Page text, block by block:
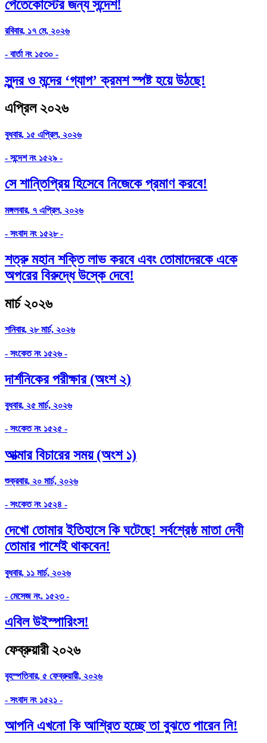
পেঁতেকোস্টের জন্য সন্দেশ!
রবিবার, ১৭ মে, ২০২৬
- বার্তা নং ১৫৩০ -
সুন্দর ও মন্দের ‘গ্যাপ’ ক্রমশ স্পষ্ট হয়ে উঠছে!
এপ্রিল ২০২৬
বুধবার, ১৫ এপ্রিল, ২০২৬
- সন্দেশ নং ১৫২৯ -
সে শান্তিপ্রিয় হিসেবে নিজেকে প্রমাণ করবে!
মঙ্গলবার, ৭ এপ্রিল, ২০২৬
- সংবাদ নং ১৫২৮ -
শত্রু মহান শক্তি লাভ করবে এবং তোমাদেরকে একে
অপরের বিরুদ্ধে উস্কে দেবে!
মার্চ ২০২৬
শনিবার, ২৮ মার্চ, ২০২৬
- সংকেত নং ১৫২৬ -
দাৰ্শনিকের পরীক্ষার (অংশ ২)
বুধবার, ২৫ মার্চ, ২০২৬
- সংকেত নং ১৫২৫ -
আত্মার বিচারের সময় (অংশ ১)
শুক্রবার, ২০ মার্চ, ২০২৬
- সংকেত নং ১৫২৪ -
দেখো তোমার ইতিহাসে কি ঘটেছে! সর্বশ্রেষ্ঠ মাতা দেবী
তোমার পাশেই থাকবেন!
বুধবার, ১১ মার্চ, ২০২৬
- মেসেজ নং. ১৫২৩ -
এবিল উইস্পারিংস!
ফেব্রুয়ারী ২০২৬
বৃহস্পতিবার, ৫ ফেব্রুয়ারী, ২০২৬
- সংবাদ নং ১৫২১ -
আপনি এখনো কি আশ্রিত হচ্ছে তা বুঝতে পারেন নি!